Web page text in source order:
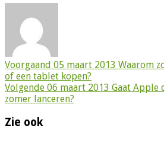
Voorgaand 05 maart 2013 Waarom
of een tablet kopen?
Volgende 06 maart 2013 Gaat Apple
zomer lanceren?
Zie ook